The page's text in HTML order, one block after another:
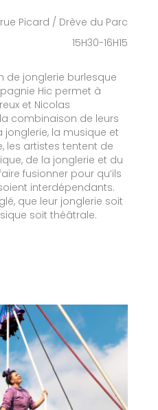
rue Picard / Drève du Parc
15H30-16H15
de jonglerie burlesque
Hic permet à
et Nicolas
combinaison de leurs
la musique et
les artistes tentent de
de la jonglerie et du
fusionner pour qu’ils
interdépendants.
que leur jonglerie soit
soit théâtrale.